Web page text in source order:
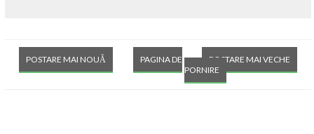
POSTARE MAI NOUĂ POSTARE MAI VECHE
PAGINA DE
PORNIRE